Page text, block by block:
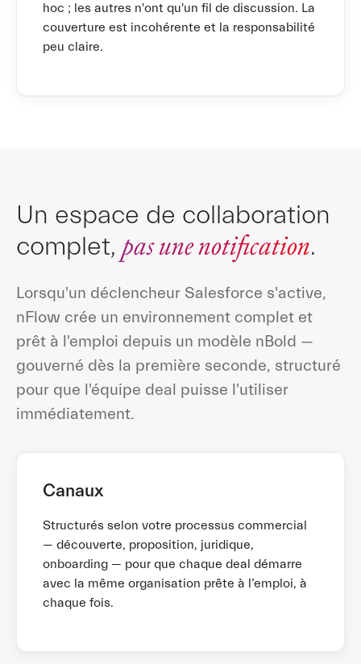
hoc ; les autres n'ont qu'un fil de discussion. La
couverture est incohérente et la responsabilité
peu claire.
Un espace de collaboration
complet, pas une notification.
Lorsqu'un déclencheur Salesforce s'active,
nFlow crée un environnement complet et
prêt à l'emploi depuis un modèle nBold —
gouverné dès la première seconde, structuré
pour que l'équipe deal puisse l'utiliser
immédiatement.
Canaux
Structurés selon votre processus commercial
— découverte, proposition, juridique,
onboarding — pour que chaque deal démarre
avec la même organisation prête à l’emploi, à
chaque fois.